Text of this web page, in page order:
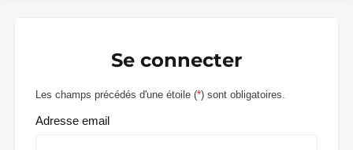
Se connecter
Les champs précédés d'une étoile (*) sont obligatoires.
Adresse email